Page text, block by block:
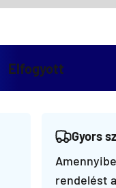
Elfogyott
Gyors
rendelést